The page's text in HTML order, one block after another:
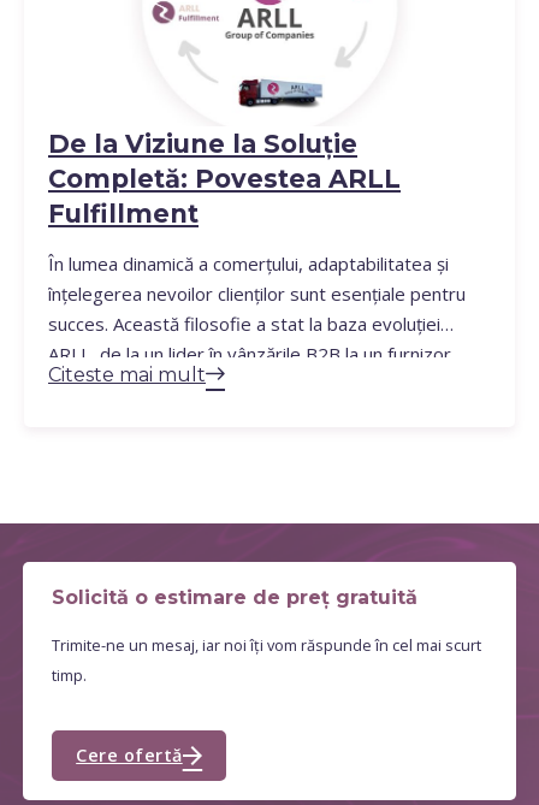
De la Viziune la Soluție
Completă: Povestea ARLL
Fulfillment
În lumea dinamică a comerțului, adaptabilitatea și
înțelegerea nevoilor clienților sunt esențiale pentru
succes. Această filosofie a stat la baza evoluției
ARLL, de la un lider în vânzările B2B la un furnizor
complet de soluții de fulfillment. Călătoria Noastră
Citeste mai mult
Solicită o estimare de preț gratuită
Trimite-ne un mesaj, iar noi îți vom răspunde în cel mai scurt
timp.
Cere ofertă